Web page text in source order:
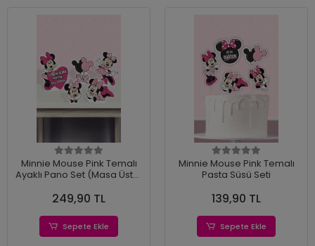
Minnie Mouse Pink Temalı
Ayaklı Pano Set (Masa Üstü)
249,90 TL
Sepete Ekle
Minnie Mouse Pink Temalı
Pasta Süsü Seti
139,90 TL
Sepete Ekle